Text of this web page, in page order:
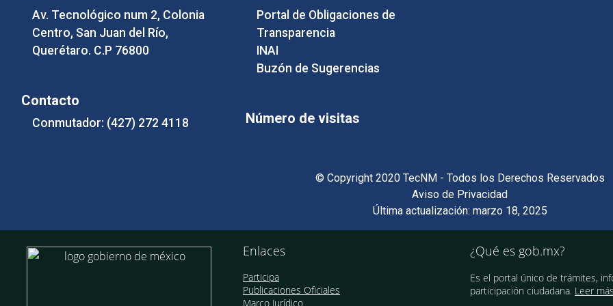
Av. Tecnológico num 2, Colonia
Centro, San Juan del Río,
Querétaro. C.P 76800
Contacto
Conmutador: (427) 272 4118
Portal de Obligaciones de
Transparencia
INAI
Buzón de Sugerencias
Número de visitas
© Copyright 2020 TecNM - Todos los Derechos Reservados
Aviso de Privacidad
Última actualización: marzo 18, 2025
Enlaces
Participa
Publicaciones Oficiales
Marco Jurídico
¿Qué es gob.mx?
Es el portal único de trámites,
participación ciudadana. Leer más